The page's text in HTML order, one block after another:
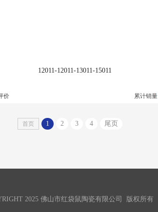
12011-12011-13011-15011
价 累计销量
首页 1 2 3 4 尾页
2025 佛山市红袋鼠陶瓷有限公司 版权所有